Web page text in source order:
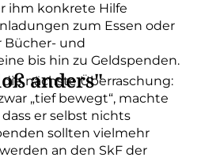
ihm konkrete Hilfe
zum Essen oder
Bücher- und
bis hin zu Geldspenden.
anders"
nächste Überraschung:
„tief bewegt“, machte
er selbst nichts
sollten vielmehr
an den SkF der